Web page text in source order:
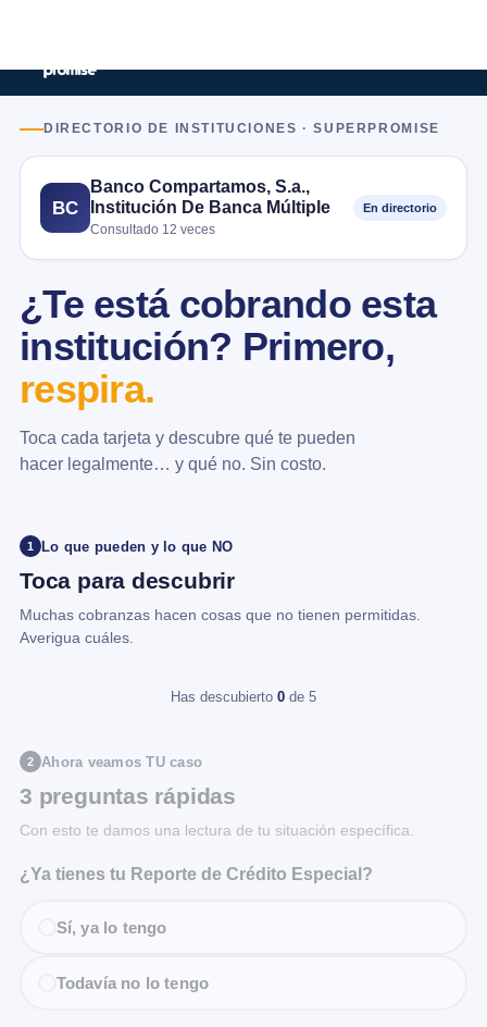
DIRECTORIO DE INSTITUCIONES · SUPERPROMISE
BC
Banco Compartamos, S.a.,
Institución De Banca Múltiple
Consultado 12 veces
En directorio
¿Te está cobrando esta
institución? Primero,
respira.
Toca cada tarjeta y descubre qué te pueden
hacer legalmente… y qué no. Sin costo.
1 Lo que pueden y lo que NO
Toca para descubrir
Muchas cobranzas hacen cosas que no tienen permitidas.
Averigua cuáles.
Has descubierto 0 de 5
2 Ahora veamos TU caso
3 preguntas rápidas
Con esto te damos una lectura de tu situación específica.
¿Ya tienes tu Reporte de Crédito Especial?
Sí, ya lo tengo
Todavía no lo tengo